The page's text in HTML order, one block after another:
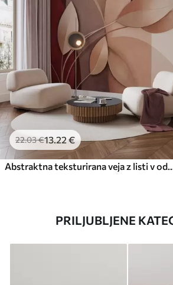
22.03€13.22 €
PRILJUBLJENE